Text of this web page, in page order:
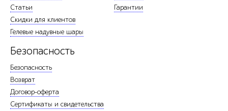
Статьи
Скидки для клиентов
Гелевые надувные шары
Гарантии
Безопасность
Безопасность
Возврат
Договор-оферта
Сертификаты и свидетельства